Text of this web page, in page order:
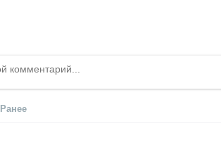
Ранее